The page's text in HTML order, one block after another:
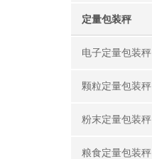
定量包装秤
电子定量包装秤
颗粒定量包装秤
粉末定量包装秤
粮食定量包装秤